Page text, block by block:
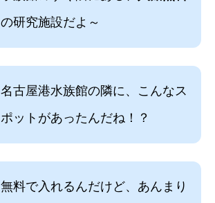
の研究施設だよ～
名古屋港水族館の隣に、こんなス
ポットがあったんだね！？
無料で入れるんだけど、あんまり